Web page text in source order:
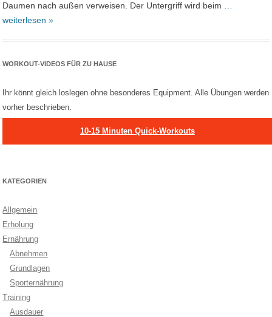
Daumen nach außen verweisen. Der Untergriff wird beim
weiterlesen »
WORKOUT-VIDEOS FÜR ZU HAUSE
Ihr könnt gleich loslegen ohne besonderes Equipment. Alle Übungen werden
vorher beschrieben.
10-15 Minuten Quick-Workouts
KATEGORIEN
Allgemein
Erholung
Ernährung
Abnehmen
Grundlagen
Sporternährung
Training
Ausdauer